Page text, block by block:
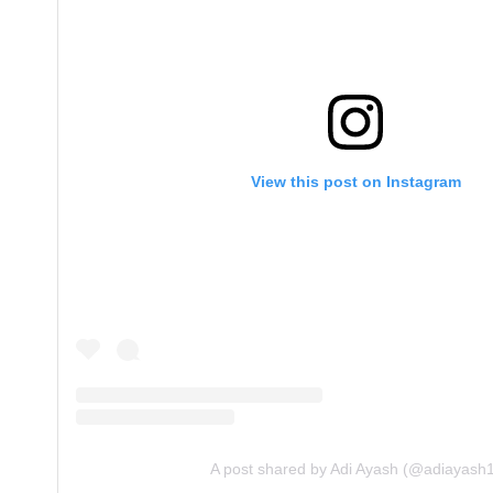
View this post on Instagram
A post shared by Adi Ayash